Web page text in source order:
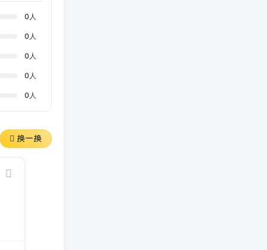
0 人
0 人
0 人
0 人
0 人
换一换